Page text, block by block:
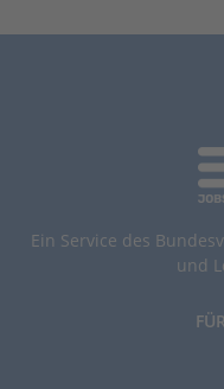
Ein Service des
und